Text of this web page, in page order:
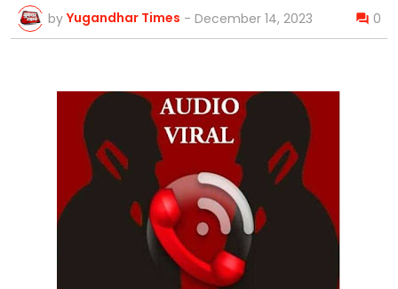
by Yugandhar Times - December 14, 2023 0